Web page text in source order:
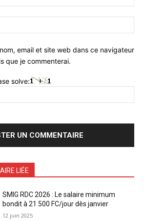
:*
:
email et site web dans ce navigateur
que je commenterai.
solve:
LIÉE
SMIG RDC 2026 : Le salaire minimum
bondit à 21 500 FC/jour dès janvier
12 juin 2025